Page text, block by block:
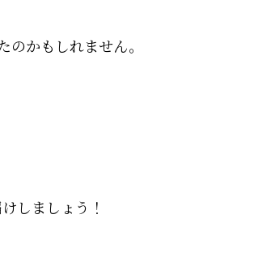
かもしれません。
しましょう！